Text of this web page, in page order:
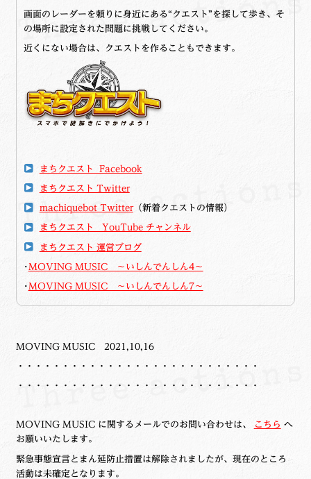
画面のレーダーを頼りに身近にある“クエスト”を探して歩き、そ
の場所に設定された問題に挑戦してください。
近くにない場合は、クエストを作ることもできます。
まちクエスト Facebook
まちクエスト Twitter
machiquebot Twitter（新着クエストの情報）
まちクエスト YouTube チャンネル
まちクエスト 運営ブログ
･MOVING MUSIC ～いしんでんしん4～
･MOVING MUSIC ～いしんでんしん7～
MOVING MUSIC 2021,10,16
・・・・・・・・・・・・・・・・・・・・・・・・・・・
・・・・・・・・・・・・・・・・・・・・・・・・・・・
MOVING MUSIC に関するメールでのお問い合わせは、 こちら へ
お願いいたします。
緊急事態宣言とまん延防止措置は解除されましたが、現在のところ
活動は未確定となります。